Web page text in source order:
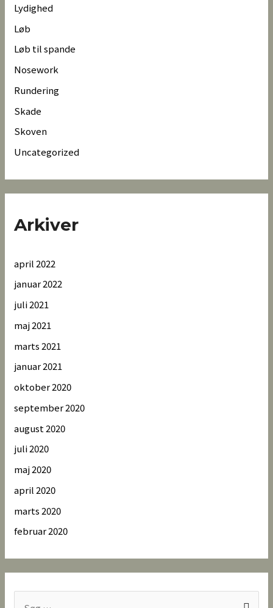
Lydighed
Løb
Løb til spande
Nosework
Rundering
Skade
Skoven
Uncategorized
Arkiver
april 2022
januar 2022
juli 2021
maj 2021
marts 2021
januar 2021
oktober 2020
september 2020
august 2020
juli 2020
maj 2020
april 2020
marts 2020
februar 2020